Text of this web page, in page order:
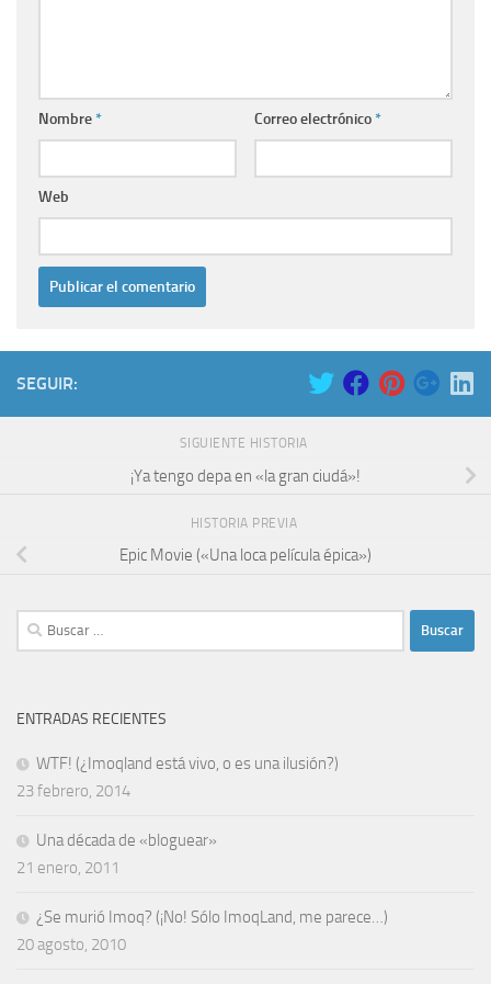
Nombre* Correo electrónico*
Web
SEGUIR:
SIGUIENTE HISTORIA
¡Ya tengo depa en «la gran ciudá»!
HISTORIA PREVIA
Epic Movie («Una loca película épica»)
Buscar:
ENTRADAS RECIENTES
WTF! (¿Imoqland está vivo, o es una ilusión?)
23 febrero, 2014
Una década de «bloguear»
21 enero, 2011
¿Se murió Imoq? (¡No! Sólo ImoqLand, me parece…)
20 agosto, 2010